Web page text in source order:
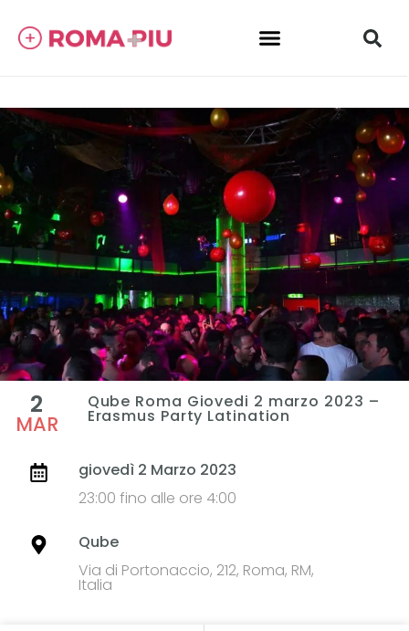
2
MAR
Qube Roma Giovedi 2 marzo 2023 –
Erasmus Party Latination
giovedì 2 Marzo 2023
23:00 fino alle ore 4:00
Qube
Via di Portonaccio, 212, Roma, RM,
Italia